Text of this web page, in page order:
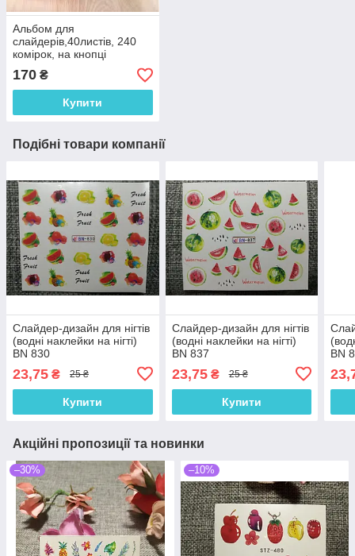
Альбом для
слайдерів,40листів, 240
комірок, на кнопці
170 ₴
Купити
Подібні товари компанії
Слайдер-дизайн для нігтів
(водні наклейки на нігті)
BN 830
23,75 ₴ 25 ₴
Купити
Слайдер-дизайн для нігтів
(водні наклейки на нігті)
BN 837
23,75₴ 25 ₴
Купити
BN
Акційні пропозиції та новинки
–30% –10%